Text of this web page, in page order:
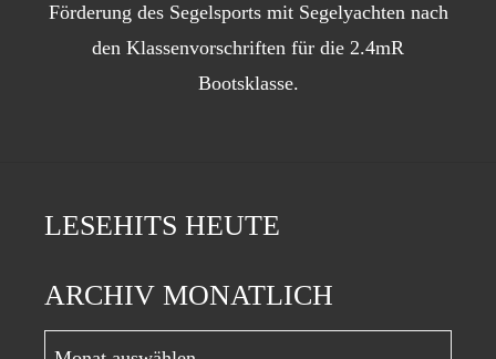
Förderung des Segelsports mit Segelyachten nach
den Klassenvorschriften für die 2.4mR
Bootsklasse.
LESEHITS HEUTE
ARCHIV MONATLICH
Archiv